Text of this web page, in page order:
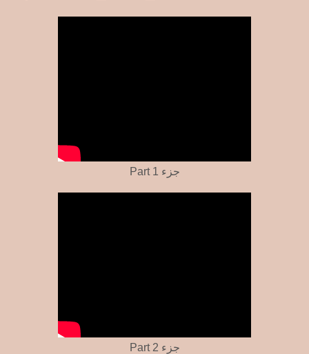
Part 1 جزء
Part 2 جزء